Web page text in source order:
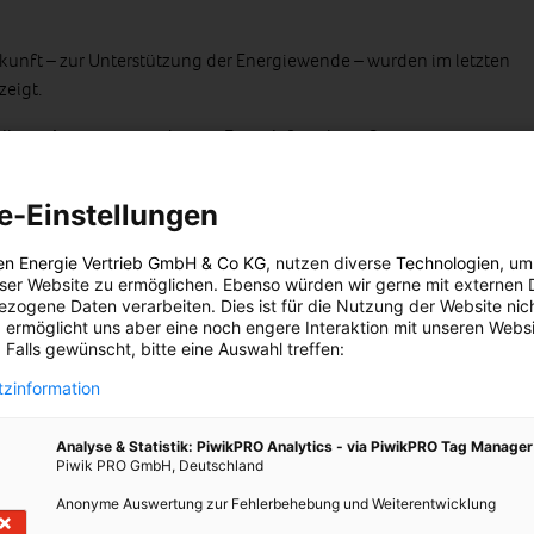
– zur Unterstützung der Energiewende – wurden im letzten
Augen zur modernen Energieforschung?
Industrie“, so hat es vor Jahren einer meiner Kollegen
angebotenen Studien – und Abschlussarbeiten sind neben den
ausgelegt, um die nachhaltige, klimaschonende
(und das bereits vor 2011!). Die Industrie bzw. die
dargestellt, dabei intensiv mit ein. Aus den Auswahlgesprächen
mit, dass eine der Hauptmotivationen, Energiewirtschaft
im Sinne einer post-fossilen Energieversorgung zu
bei der Nutzung der erneuerbaren Energie. Auch wenn die
vorbei ist, beobachte ich, wie sich die Gemeinden und
mit nachhaltiger Energieleitplanung beschäftigen. Hinzu
und Planungsbüros, die diese Ideen gerne aufgreifen.
Einstellungen
Energie Vertrieb GmbH & Co KG, nutzen diverse Technologien,
Website zu ermöglichen. Ebenso würden wir gerne mit externen
Daten verarbeiten. Dies ist für die Nutzung der Website
ermöglicht uns aber eine noch engere Interaktion mit unseren
Falls gewünscht, bitte eine Auswahl treffen:
Analyse & Statistik: PiwikPRO Analytics - via PiwikPRO Tag Manager
Piwik PRO GmbH, Deutschland
Anonyme Auswertung zur Fehlerbehebung und Weiterentwicklung